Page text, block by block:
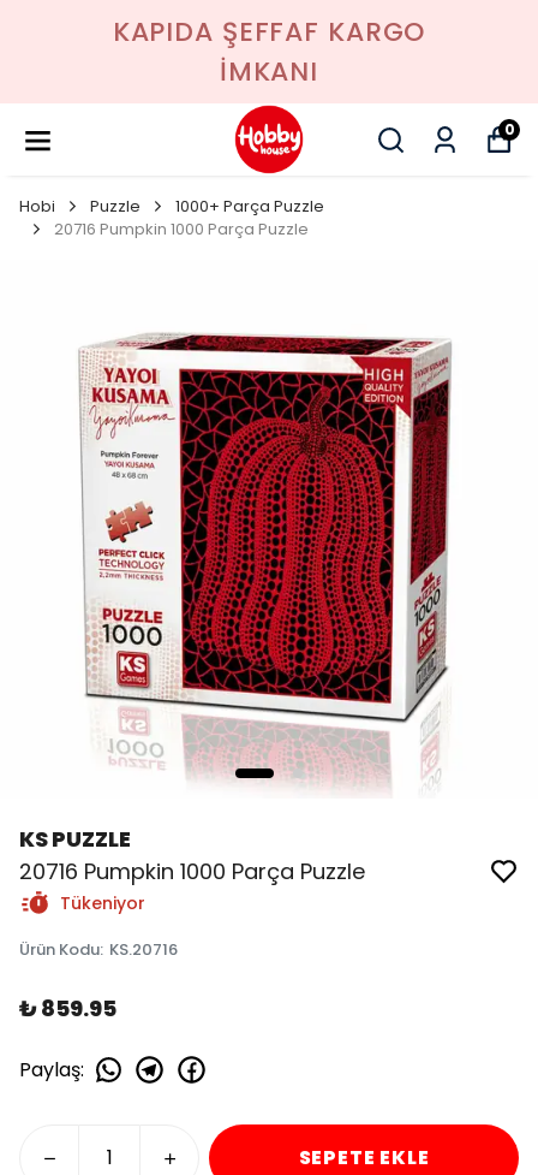
KAPIDA ŞEFFAF KARGO
İMKANI
0
Hobi Puzzle
1000+ Parça Puzzle
20716 Pumpkin 1000 Parça Puzzle
KS PUZZLE
20716 Pumpkin 1000 Parça Puzzle
Tükeniyor
Ürün Kodu: KS.20716
₺ 859.95
Paylaş:
SEPETE EKLE